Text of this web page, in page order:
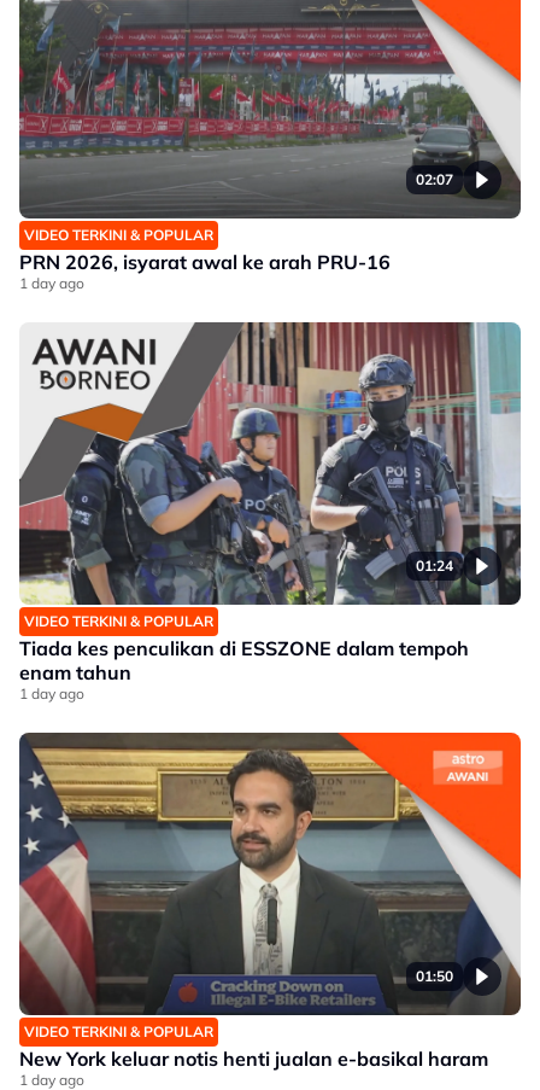
02:07
VIDEO TERKINI & POPULAR
PRN 2026, isyarat awal ke arah PRU-16
1 day ago
01:24
VIDEO TERKINI & POPULAR
Tiada kes penculikan di ESSZONE dalam tempoh
enam tahun
1 day ago
01:50
VIDEO TERKINI & POPULAR
New York keluar notis henti jualan e-basikal haram
1 day ago